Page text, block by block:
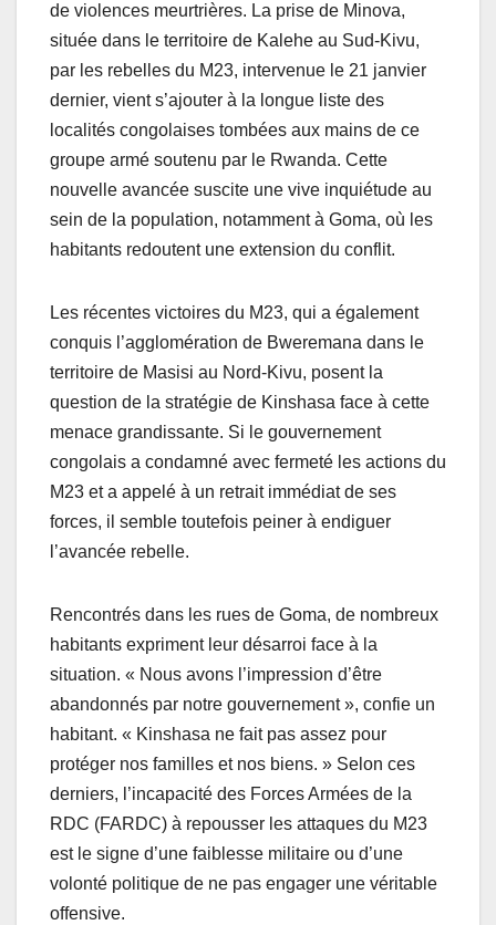
de violences meurtrières. La prise de Minova,
située dans le territoire de Kalehe au Sud-Kivu,
par les rebelles du M23, intervenue le 21 janvier
dernier, vient s’ajouter à la longue liste des
localités congolaises tombées aux mains de ce
groupe armé soutenu par le Rwanda. Cette
nouvelle avancée suscite une vive inquiétude au
sein de la population, notamment à Goma, où les
habitants redoutent une extension du conflit.
Les récentes victoires du M23, qui a également
conquis l’agglomération de Bweremana dans le
territoire de Masisi au Nord-Kivu, posent la
question de la stratégie de Kinshasa face à cette
menace grandissante. Si le gouvernement
congolais a condamné avec fermeté les actions du
M23 et a appelé à un retrait immédiat de ses
forces, il semble toutefois peiner à endiguer
l’avancée rebelle.
Rencontrés dans les rues de Goma, de nombreux
habitants expriment leur désarroi face à la
situation. « Nous avons l’impression d’être
abandonnés par notre gouvernement », confie un
habitant. « Kinshasa ne fait pas assez pour
protéger nos familles et nos biens. » Selon ces
derniers, l’incapacité des Forces Armées de la
RDC (FARDC) à repousser les attaques du M23
est le signe d’une faiblesse militaire ou d’une
volonté politique de ne pas engager une véritable
offensive.